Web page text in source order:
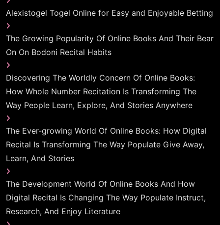
Alexistogel Togel Online for Easy and Enjoyable Betting
The Growing Popularity Of Online Books And Their Bear
On On Bodoni Recital Habits
Discovering The Worldly Concern Of Online Books:
How Whole Number Recitation Is Transforming The
Way People Learn, Explore, And Stories Anywhere
The Ever-growing World Of Online Books: How Digital
Recital Is Transforming The Way Populate Give Away,
Learn, And Stories
The Development World Of Online Books And How
Digital Recital Is Changing The Way Populate Instruct,
Research, And Enjoy Literature